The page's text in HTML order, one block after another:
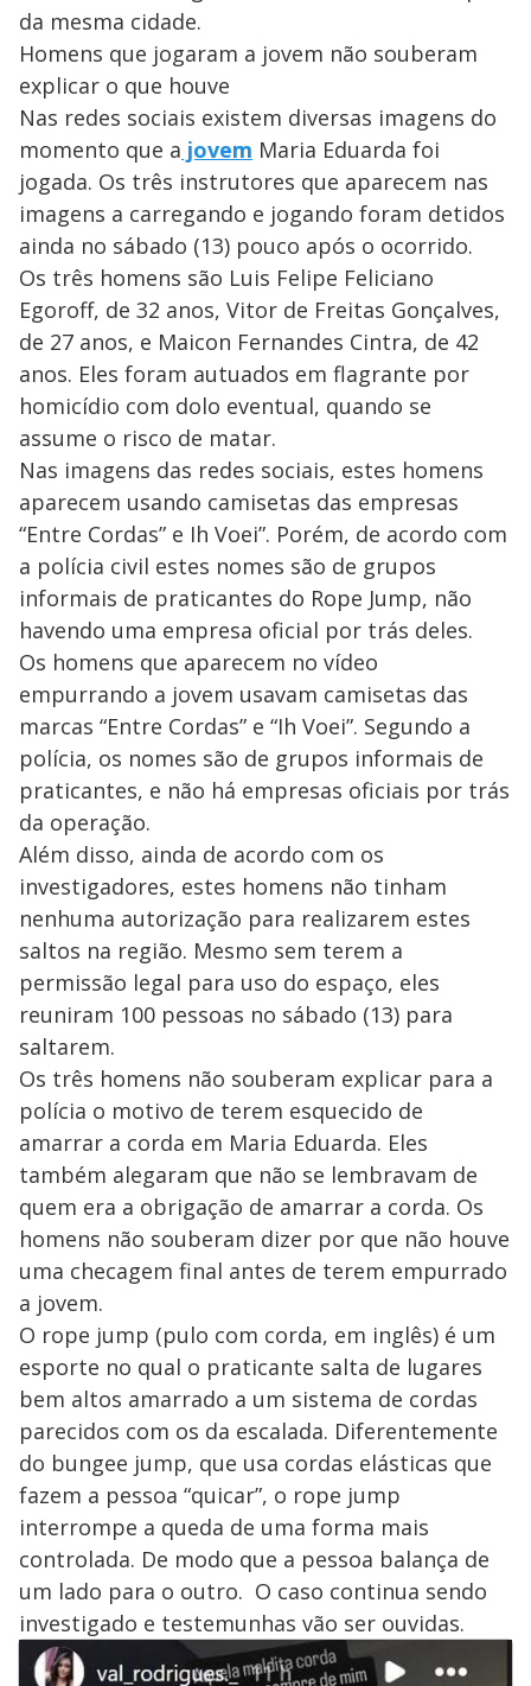
da mesma cidade.
Homens que jogaram a jovem não souberam
explicar o que houve
Nas redes sociais existem diversas imagens do
momento que a jovem Maria Eduarda foi
jogada. Os três instrutores que aparecem nas
imagens a carregando e jogando foram detidos
ainda no sábado (13) pouco após o ocorrido.
Os três homens são Luis Felipe Feliciano
Egoroff, de 32 anos, Vitor de Freitas Gonçalves,
de 27 anos, e Maicon Fernandes Cintra, de 42
anos. Eles foram autuados em flagrante por
homicídio com dolo eventual, quando se
assume o risco de matar.
Nas imagens das redes sociais, estes homens
aparecem usando camisetas das empresas
“Entre Cordas” e Ih Voei”. Porém, de acordo com
a polícia civil estes nomes são de grupos
informais de praticantes do Rope Jump, não
havendo uma empresa oficial por trás deles.
Os homens que aparecem no vídeo
empurrando a jovem usavam camisetas das
marcas “Entre Cordas” e “Ih Voei”. Segundo a
polícia, os nomes são de grupos informais de
praticantes, e não há empresas oficiais por trás
da operação.
Além disso, ainda de acordo com os
investigadores, estes homens não tinham
nenhuma autorização para realizarem estes
saltos na região. Mesmo sem terem a
permissão legal para uso do espaço, eles
reuniram 100 pessoas no sábado (13) para
saltarem.
Os três homens não souberam explicar para a
polícia o motivo de terem esquecido de
amarrar a corda em Maria Eduarda. Eles
também alegaram que não se lembravam de
quem era a obrigação de amarrar a corda. Os
homens não souberam dizer por que não houve
uma checagem final antes de terem empurrado
a jovem.
O rope jump (pulo com corda, em inglês) é um
esporte no qual o praticante salta de lugares
bem altos amarrado a um sistema de cordas
parecidos com os da escalada. Diferentemente
do bungee jump, que usa cordas elásticas que
fazem a pessoa “quicar”, o rope jump
interrompe a queda de uma forma mais
controlada. De modo que a pessoa balança de
um lado para o outro. O caso continua sendo
investigado e testemunhas vão ser ouvidas.